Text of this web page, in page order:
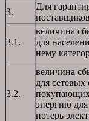
3.
Для
3.1.
величина
для
нему
3.2.
величина
для сетевых
энергию
потерь